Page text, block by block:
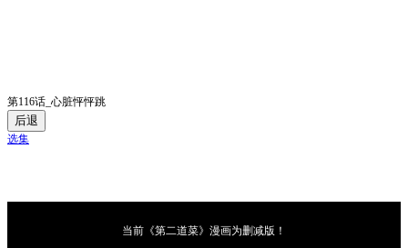
第116话_心脏怦怦跳
后退
选集
当前《第二道菜》漫画为删减版！